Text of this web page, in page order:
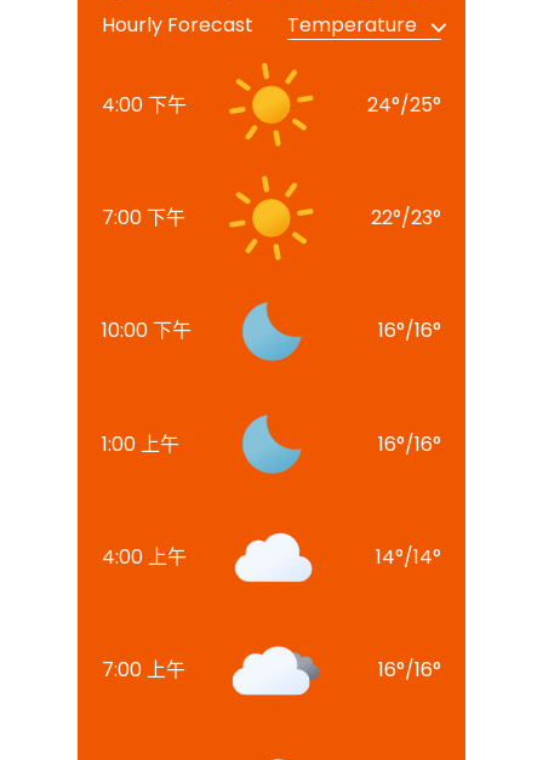
Hourly Forecast
4:00 下午 24°/25°
7:00 下午 22°/23°
10:00 下午 16°/16°
1:00 上午 16°/16°
4:00 上午 14°/14°
7:00 上午 16°/16°